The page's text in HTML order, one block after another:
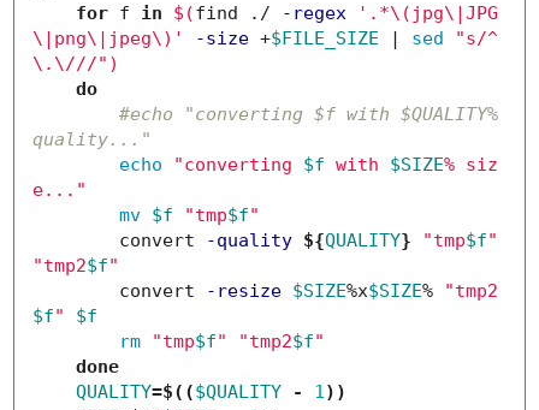
    for
f in $(find ./ -regex
'.*\(jpg\|JPG
\|png\|jpeg\)'
-size +$FILE_SIZE | sed
"s/^
\.\///" )
do
#echo "converting $f with $QUALITY%
quality..."
echo
"converting $f with $SIZE% siz
e..."
mv $f "tmp$f"
        convert
-quality ${QUALITY} "tmp$f"
"tmp2$f"
        convert
-resize $SIZE%x$SIZE% "tmp2
$f"
$f
rm
"tmp$f" "tmp2$f"
done
QUALITY=$(($QUALITY - 1))